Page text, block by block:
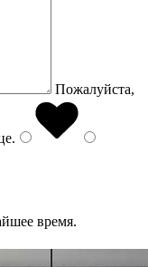
Пожалуйста,
.
время.